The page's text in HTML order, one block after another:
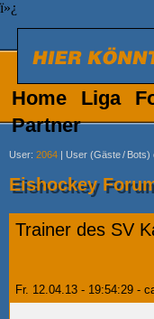
ï»¿
Home Liga
Partner
User: 2064 | User (Gäste/ Bots)
Eishockey
Trainer des SV
Fr. 12.04.13 - 19:54:29 -